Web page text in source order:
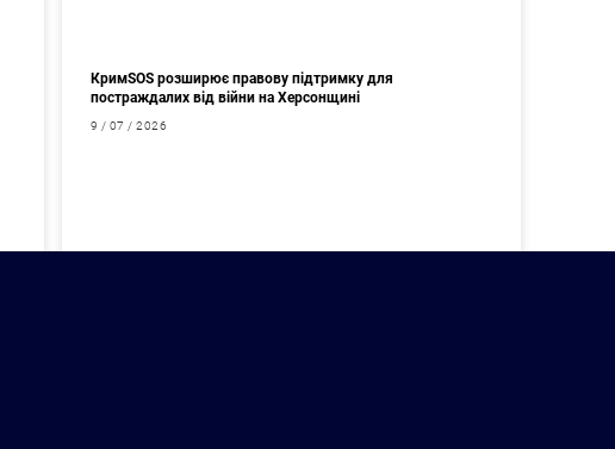
КримSOS розширює правову підтримку для
постраждалих від війни на Херсонщині
9 / 07 / 2026